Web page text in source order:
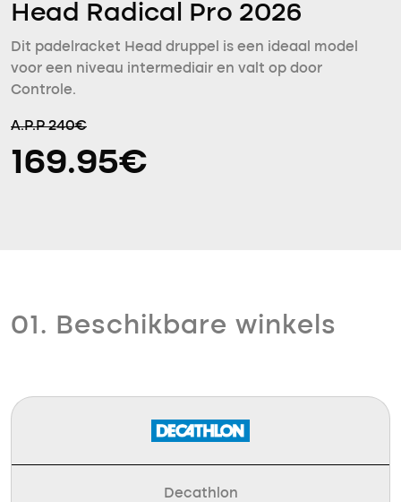
Head Radical Pro 2026
Dit padelracket Head druppel is een ideaal model
voor een niveau intermediair en valt op door
Controle.
A.P.P 240€
169.95€
01. Beschikbare winkels
Decathlon